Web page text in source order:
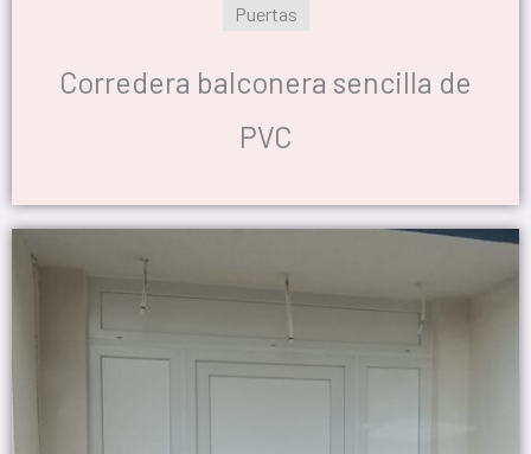
Puertas
Corredera balconera sencilla de
PVC